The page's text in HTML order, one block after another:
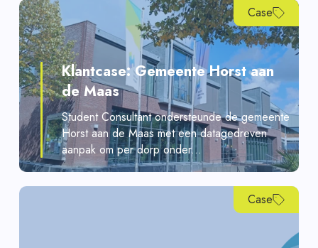
Case
Klantcase: Gemeente Horst aan
de Maas
Student Consultant ondersteunde de gemeente
Horst aan de Maas met een datagedreven
aanpak om per dorp onder...
Case